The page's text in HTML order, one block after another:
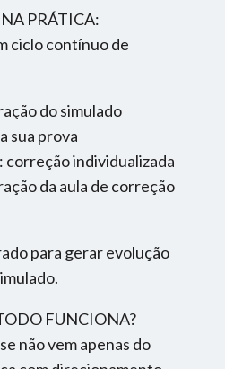
PRÁTICA:
ciclo contínuo de
do simulado
sua prova
correção individualizada
da aula de correção
para gerar evolução
FUNCIONA?
não vem apenas do